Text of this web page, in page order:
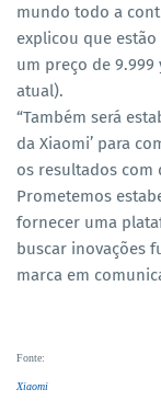
mundo todo a
explicou que
um preço de 9.999
atual).
“Também será
da Xiaomi’ para
os resultados com
Prometemos
fornecer uma
buscar inovações
marca em
Fonte:
Xiaomi